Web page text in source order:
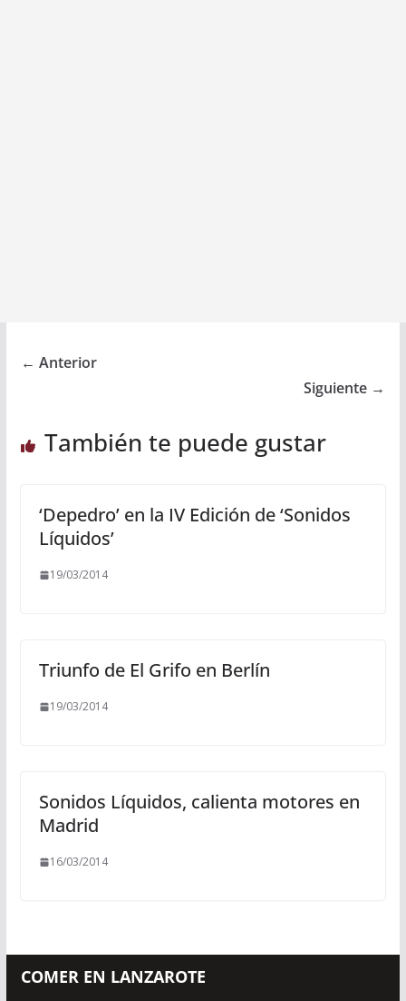
← Anterior
Siguiente →
También te puede gustar
‘Depedro’ en la IV Edición de ‘Sonidos
Líquidos’
19/03/2014
Triunfo de El Grifo en Berlín
19/03/2014
Sonidos Líquidos, calienta motores en
Madrid
16/03/2014
COMER EN LANZAROTE